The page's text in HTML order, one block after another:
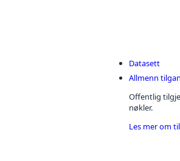
Datasett
Allmenn
Offentlig
nøkler.
Les mer om